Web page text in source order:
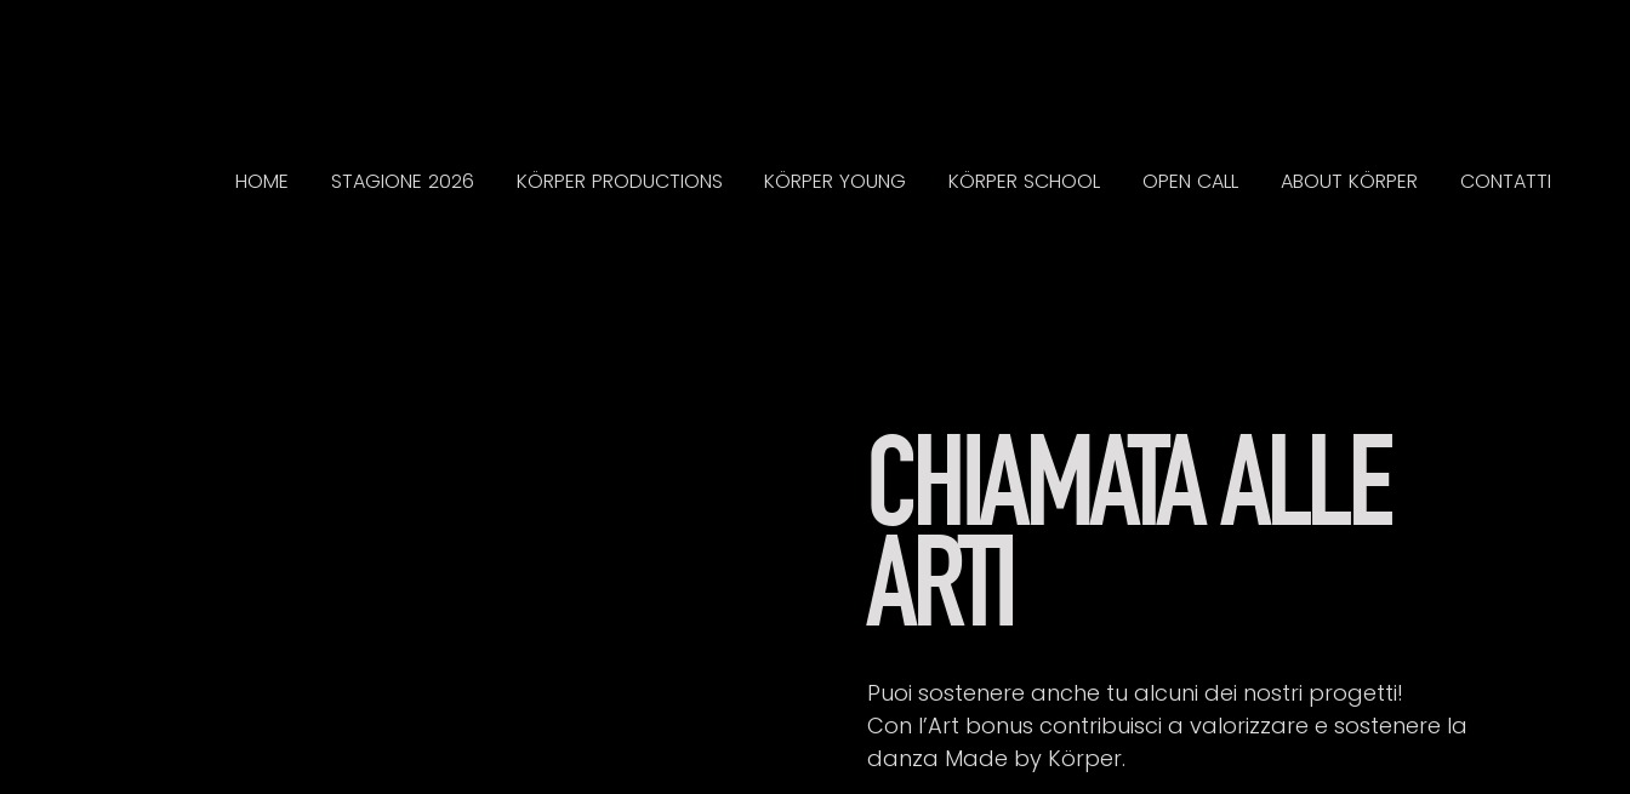
HOME STAGIONE 2026 KÖRPER PRODUCTIONS KÖRPER YOUNG KÖRPER SCHOOL OPEN CALL ABOUT KÖRPER CONTATTI
CHIAMATA ALLE
ARTI
Puoi sostenere anche tu alcuni dei nostri progetti!
Con l’Art bonus contribuisci a valorizzare e sostenere la
danza Made by Körper.